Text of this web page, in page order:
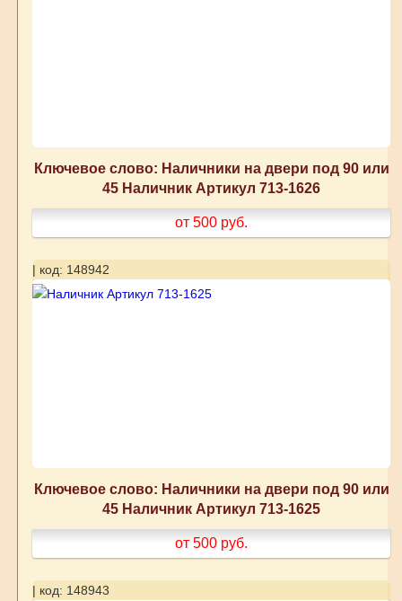
Ключевое слово: Наличники на двери под 90 или
45 Наличник Артикул 713-1626
от 500 руб.
| код: 148942
Ключевое слово: Наличники на двери под 90 или
45 Наличник Артикул 713-1625
от 500 руб.
| код: 148943